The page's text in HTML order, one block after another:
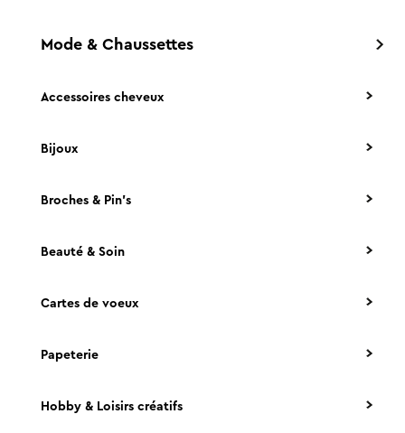
Mode & Chaussettes
Accessoires cheveux
Bijoux
Broches & Pin's
Beauté & Soin
Cartes de voeux
Papeterie
Hobby & Loisirs créatifs